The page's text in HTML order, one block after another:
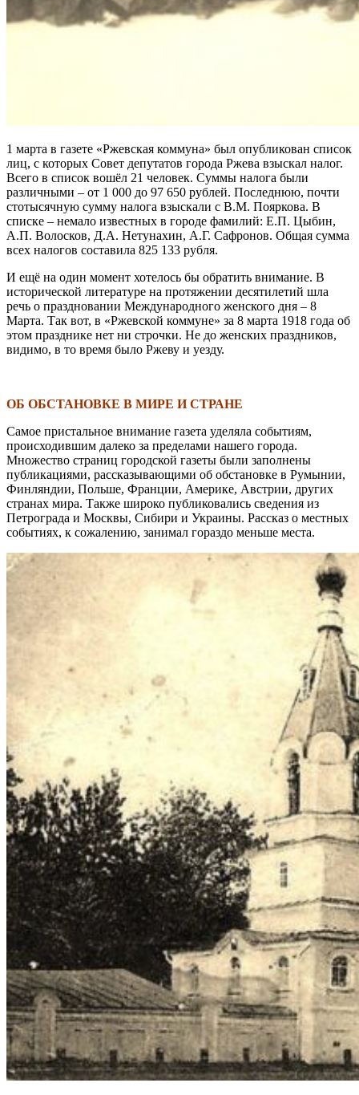
1 марта в газете «Ржевская коммуна» был опубликован список
лиц, с которых Совет депутатов города Ржева взыскал налог.
Всего в список вошёл 21 человек. Суммы налога были
различными – от 1 000 до 97 650 рублей. Последнюю, почти
стотысячную сумму налога взыскали с В.М. Пояркова. В
списке – немало известных в городе фамилий: Е.П. Цыбин,
А.П. Волосков, Д.А. Нетунахин, А.Г. Сафронов. Общая сумма
всех налогов составила 825 133 рубля.
И ещё на один момент хотелось бы обратить внимание. В
исторической литературе на протяжении десятилетий шла
речь о праздновании Международного женского дня – 8
Марта. Так вот, в «Ржевской коммуне» за 8 марта 1918 года об
этом празднике нет ни строчки. Не до женских праздников,
видимо, в то время было Ржеву и уезду.
ОБ ОБСТАНОВКЕ В МИРЕ И СТРАНЕ
Самое пристальное внимание газета уделяла событиям,
происходившим далеко за пределами нашего города.
Множество страниц городской газеты были заполнены
публикациями, рассказывающими об обстановке в Румынии,
Финляндии, Польше, Франции, Америке, Австрии, других
странах мира. Также широко публиковались сведения из
Петрограда и Москвы, Сибири и Украины. Рассказ о местных
событиях, к сожалению, занимал гораздо меньше места.